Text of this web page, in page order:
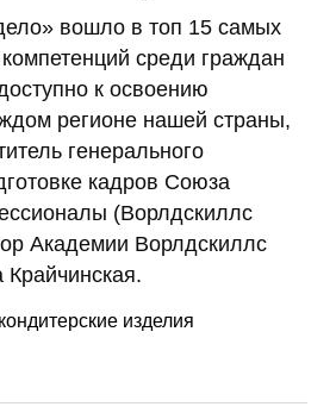
вошло в топ 15 самых
среди граждан
к освоению
регионе нашей страны,
генерального
кадров Союза
(Ворлдскиллс
Академии Ворлдскиллс
кондитерские изделия